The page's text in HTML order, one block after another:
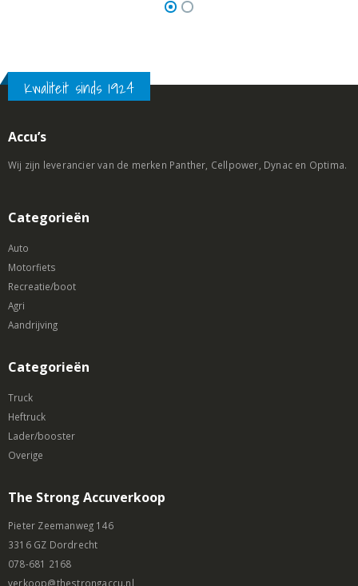
Kwaliteit sinds 1924
Accu’s
Wij zijn leverancier van de merken Panther, Cellpower, Dynac en Optima.
Categorieën
Auto
Motorfiets
Recreatie/boot
Agri
Aandrijving
Categorieën
Truck
Heftruck
Lader/booster
Overige
The Strong Accuverkoop
Pieter Zeemanweg 146
3316 GZ Dordrecht
078-681 2168
verkoop@thestrongaccu.nl